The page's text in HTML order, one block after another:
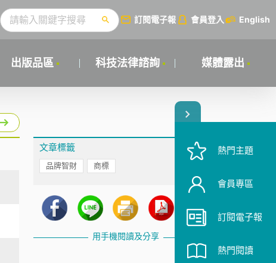
訂閱電子報 會員登入 English
出版品區 科技法律諮詢 媒體露出
文章標籤
品牌智財 商標
用手機閱讀及分享
熱門主題
會員專區
訂閱電子報
熱門閱讀